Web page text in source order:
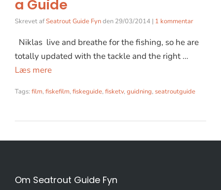
a Guide
Skrevet afSeatrout Guide Fynden 29/03/2014 | 1 kommentar
Niklas live and breathe for the fishing, so he are
totally updated with the tackle and the right …
Læs mere
Tags: film, fiskefilm, fiskeguide, fisketv, guidning, seatroutguide
Om Seatrout Guide Fyn